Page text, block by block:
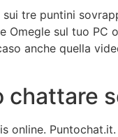
sui tre puntini
Omegle sul tuo PC
anche quella
chattare
online. Puntochat.it.